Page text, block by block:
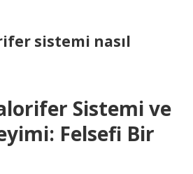
sistemi nasıl
Sistemi ve
Felsefi Bir